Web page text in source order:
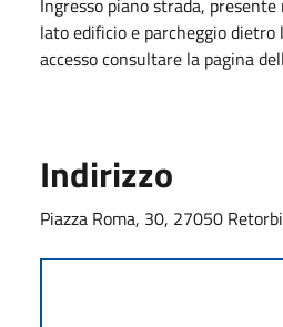
lato edificio e parcheggio
accesso consultare la pagina
Indirizzo
Piazza Roma, 30, 27050